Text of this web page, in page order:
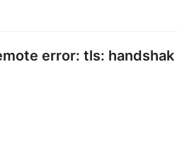
error: tls: handshak